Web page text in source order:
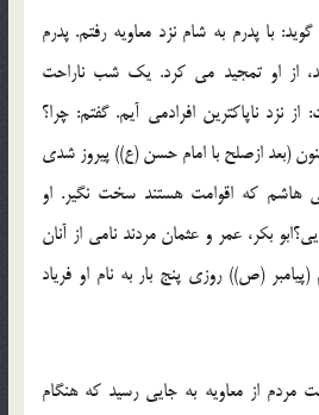
با پدرم به شام نزد معاویه رفتم. پدرم
از او تمجید می کرد. یک شب ناراحت
نزد ناپاکترین افرادمی آیم. گفتم: چرا؟
(بعد ازصلح با امام حسن (ع)) پیروز شدی
هاشم که اقوامت هستند سخت نگیر. او
بکر، عمر و عثمان مردند نامی از آنان
(ص)) روزی پنج بار به نام او فریاد
از معاویه به جایی رسید که هنگام